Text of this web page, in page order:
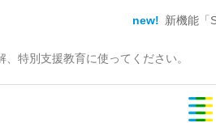
new! 新機能「
、特別支援教育に使ってください。